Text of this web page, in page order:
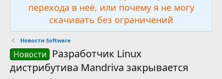
перехода в неё, или почему я не могу
скачивать без ограничений
Новости Software
Новости
Разработчик Linux
дистрибутива Mandriva закрывается